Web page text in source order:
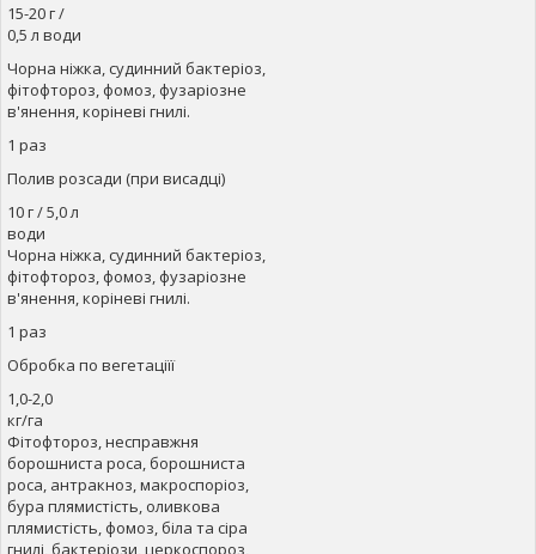
15-20 г /
0,5 л води
Чорна ніжка, судинний бактеріоз,
фітофтороз, фомоз, фузаріозне
в'янення, коріневі гнилі.
1 раз
Полив розсади (при висадці)
10 г / 5,0 л
води
Чорна ніжка, судинний бактеріоз,
фітофтороз, фомоз, фузаріозне
в'янення, коріневі гнилі.
1 раз
Обробка по вегетаціїї
1,0-2,0
кг/га
Фітофтороз, несправжня
борошниста роса, борошниста
роса, антракноз, макроспоріоз,
бура плямистість, оливкова
плямистість, фомоз, біла та сіра
гнилі, бактеріози, церкоспороз,